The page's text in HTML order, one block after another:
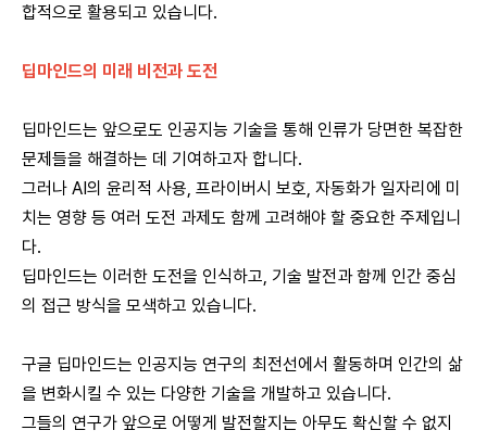
합적으로 활용되고 있습니다.
딥마인드의 미래 비전과 도전
딥마인드는 앞으로도 인공지능 기술을 통해 인류가 당면한 복잡한
문제들을 해결하는 데 기여하고자 합니다.
그러나 AI의 윤리적 사용, 프라이버시 보호, 자동화가 일자리에 미
치는 영향 등 여러 도전 과제도 함께 고려해야 할 중요한 주제입니
다.
딥마인드는 이러한 도전을 인식하고, 기술 발전과 함께 인간 중심
의 접근 방식을 모색하고 있습니다.
구글 딥마인드는 인공지능 연구의 최전선에서 활동하며 인간의 삶
을 변화시킬 수 있는 다양한 기술을 개발하고 있습니다.
그들의 연구가 앞으로 어떻게 발전할지는 아무도 확신할 수 없지